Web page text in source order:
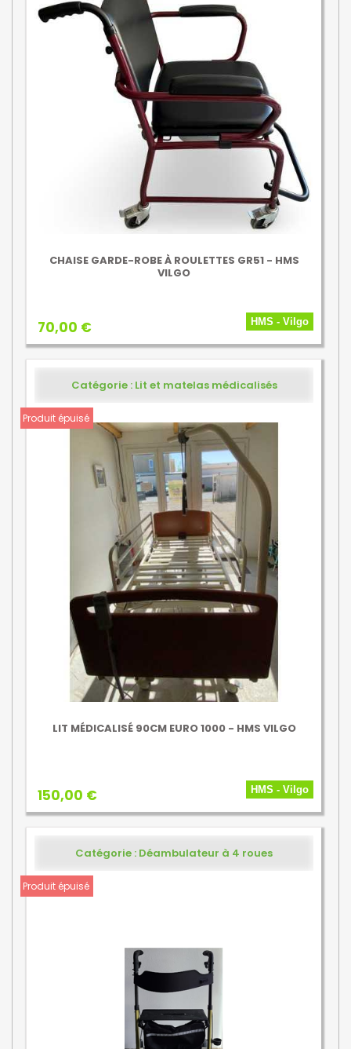
CHAISE GARDE-ROBE À ROULETTES GR51 - HMS
VILGO
70,00 € HMS - Vilgo
Catégorie : Lit et matelas médicalisés
Produit épuisé
LIT MÉDICALISÉ 90CM EURO 1000 - HMS VILGO
150,00 € HMS - Vilgo
Catégorie : Déambulateur à 4 roues
Produit épuisé